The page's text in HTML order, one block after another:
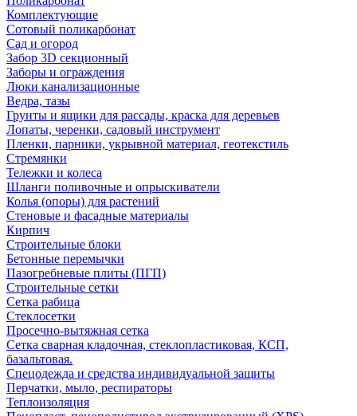
Комплектующие
Сотовый поликарбонат
Сад и огород
Забор 3D секционный
Заборы и ограждения
Люки канализационные
Ведра, тазы
Грунты и ящики для рассады, краска для деревьев
Лопаты, черенки, садовый инструмент
Пленки, парники, укрывной материал, геотекстиль
Стремянки
Тележки и колеса
Шланги поливочные и опрыскиватели
Колья (опоры) для растений
Стеновые и фасадные материалы
Кирпич
Строительные блоки
Бетонные перемычки
Пазогребневые плиты (ПГП)
Строительные сетки
Сетка рабица
Стеклосетки
Просечно-вытяжная сетка
Сетка сварная кладочная, стеклопластиковая, КСП,
базальтовая.
Спецодежда и средства индивидуальной защиты
Перчатки, мыло, респираторы
Теплоизоляция